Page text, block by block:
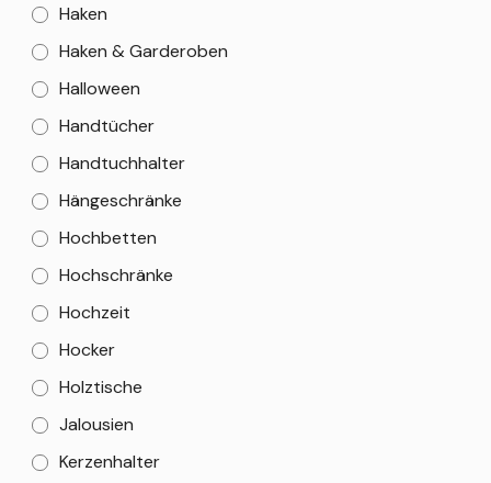
Haken
Haken & Garderoben
Halloween
Handtücher
Handtuchhalter
Hängeschränke
Hochbetten
Hochschränke
Hochzeit
Hocker
Holztische
Jalousien
Kerzenhalter